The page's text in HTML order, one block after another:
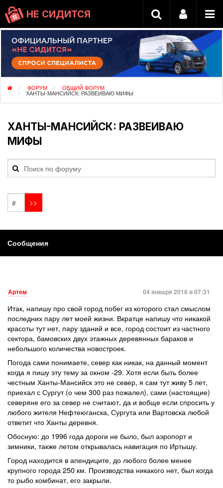
НЕ СИДИТСЯ
ФОРУМ ОБЩИЙ ФОРУМ
ХАНТЫ-МАНСИЙСК: РАЗВЕИВАЮ МИФЫ
ХАНТЫ-МАНСИЙСК: РАЗВЕИВАЮ
МИФЫ
Сообщения
Артем 04 января 2016 в 07:31
Итак, напишу про свой город побег из которого стал смыслом
последних пару лет моей жизни. Вкратце напишу что никакой
красоты тут нет, пару зданий и все, город состоит из частного
сектора, бамовских двух этажных деревянных бараков и
небольшого количества новостроек.
Погода сами понимаете, север как никак, на данный момент
когда я пишу эту тему за окном -29. Хотя если быть более
честным Ханты-Мансийск это не север, я сам тут живу 5 лет,
приехал с Сургут (о чем 300 раз пожалел), сами (настоящие)
северяне его за север не считают, да и вобще если спросить у
любого жителя Нефтеюганска, Сургута или Вартовска любой
ответит что Ханты деревня.
Обосную: до 1996 года дороги не было, был аэропорт и
зимники, также летом открывалась навигация по Иртышу.
Город находится в апендиците, до любого более менее
крупного города 250 км. Производства никакого нет, был когда
то рыбо комбинат, его закрыли.